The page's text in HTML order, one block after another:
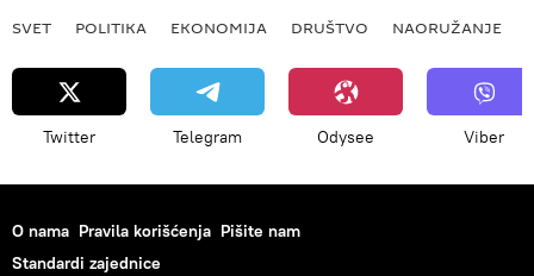
SVET POLITIKA EKONOMIJA DRUŠTVO NAORUŽANJE
Twitter Telegram Odysee Viber
O nama Pravila korišćenja Pišite nam
Standardi zajednice